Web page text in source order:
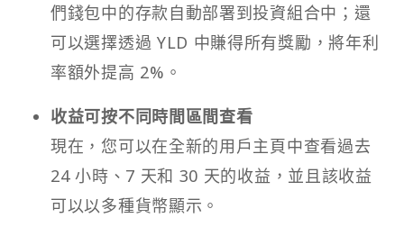
們錢包中的存款自動部署到投資組合中；還
可以選擇透過 YLD 中賺得所有獎勵，將年利
率額外提高 2%。
收益可按不同時間區間查看
現在，您可以在全新的用戶主頁中查看過去
24 小時、7 天和 30 天的收益，並且該收益
可以以多種貨幣顯示。